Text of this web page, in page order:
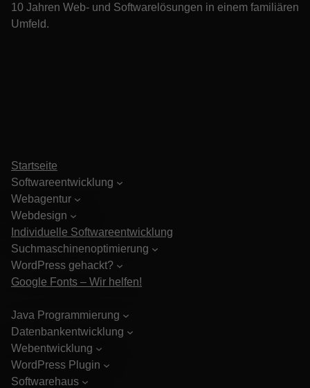
10 Jahren Web- und Softwarelösungen in einem familiären
Umfeld.
Startseite
Softwareentwicklung
Webagentur
Webdesign
Individuelle Softwareentwicklung
Suchmaschinenoptimierung
WordPress gehackt?
Google Fonts – Wir helfen!
Java Programmierung
Datenbankentwicklung
Webentwicklung
WordPress Plugin
Softwarehaus